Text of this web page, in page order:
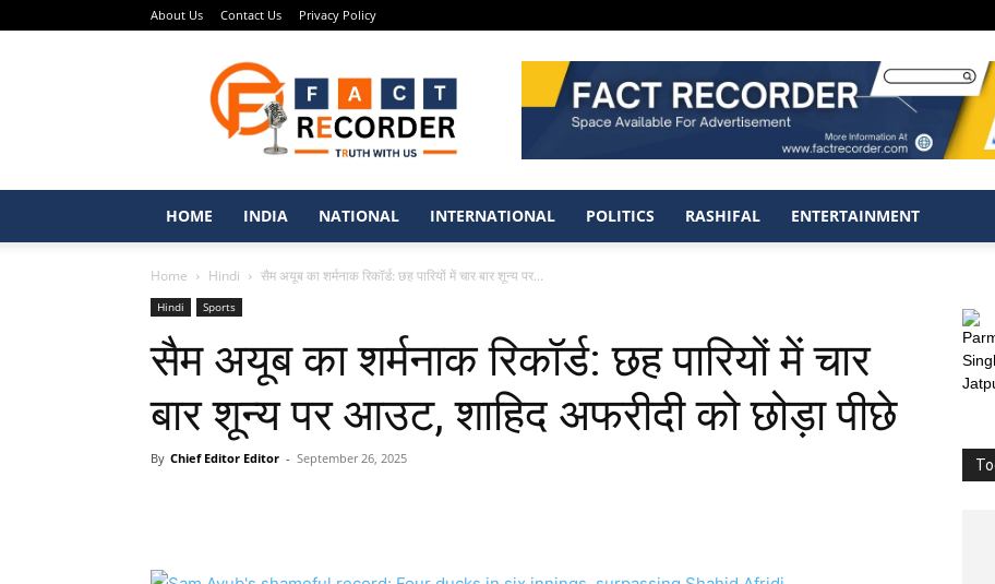
About Us Contact Us Privacy Policy
Recorder
–
Punjabi
News
Portal
HOME
INDIA NATIONAL INTERNATIONAL POLITICS RASHIFAL ENTERTAINMENT
Home Hindi सैम अयूब का शर्मनाक रिकॉर्ड: छह पारियों में चार बार शून्य पर...
Hindi Sports
सैम अयूब का शर्मनाक रिकॉर्ड: छह पारियों में चार
बार शून्य पर आउट, शाहिद अफरीदी को छोड़ा पीछे
By Chief Editor Editor - September 26, 2025